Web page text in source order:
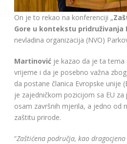
On je to rekao na konferenciji „
Gore u kontekstu pridruživanja
nevladina organizacija (NVO)
Martinović je kazao da je ta
vrijeme i da je posebno važna
da postane članica Evropske unije
je zajedničkom pozicijom sa EU
osam završnih mjerila, a jedno od
zaštitu prirode.
“Zaštićena područja, kao